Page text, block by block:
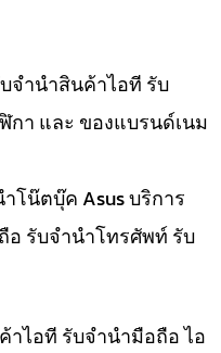
จำนำสินค้าไอที รับ
า และ ของแบรนด์เนม
โน๊ตบุ๊ค Asus บริการ
รับจำนำโทรศัพท์ รับ
าไอที รับจำนำมือถือ ไอ